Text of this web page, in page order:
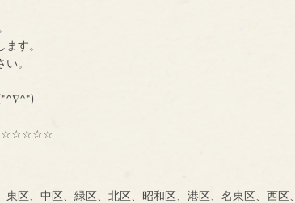
交流組織【ＢＮＩ】
す。
ます。
、一声お掛け下さい
大募集中です！！！
(*^∇^*)
区、中区、緑区、北区、昭和区、港区、名東区、西区